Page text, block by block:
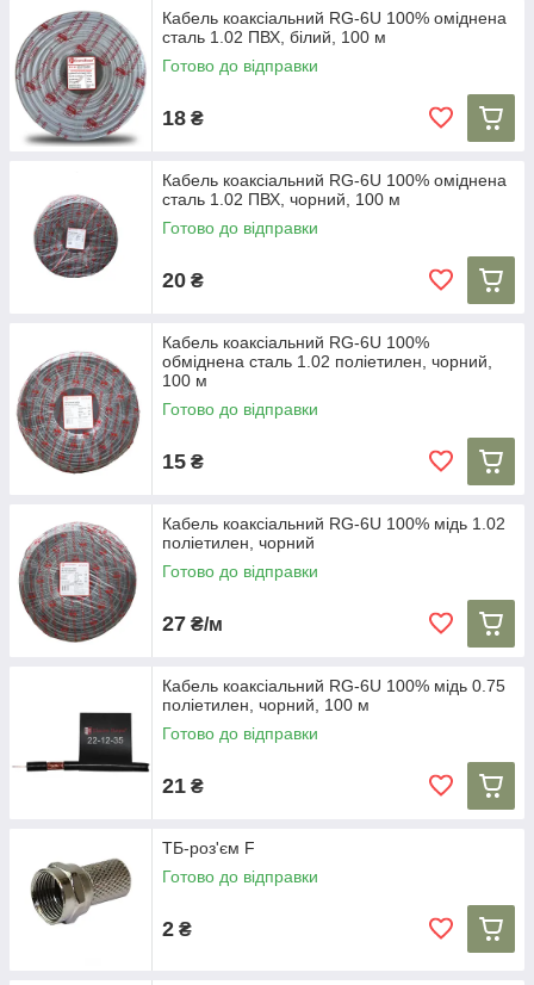
Кабель коаксіальний RG-6U 100% оміднена
сталь 1.02 ПВХ, білий, 100 м
Готово до відправки
18 ₴
Кабель коаксіальний RG-6U 100% оміднена
сталь 1.02 ПВХ, чорний, 100 м
Готово до відправки
20 ₴
Кабель коаксіальний RG-6U 100%
обміднена сталь 1.02 поліетилен, чорний,
100 м
Готово до відправки
15 ₴
Кабель коаксіальний RG-6U 100% мідь 1.02
поліетилен, чорний
Готово до відправки
27 ₴/м
Кабель коаксіальний RG-6U 100% мідь 0.75
поліетилен, чорний, 100 м
Готово до відправки
21 ₴
ТБ-роз'єм F
Готово до відправки
2 ₴